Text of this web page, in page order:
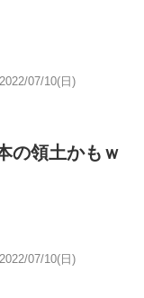
2022/07/10(日)
の領土かもｗ
2022/07/10(日)